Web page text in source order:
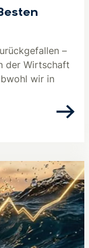
–
der Wirtschaft
wir in